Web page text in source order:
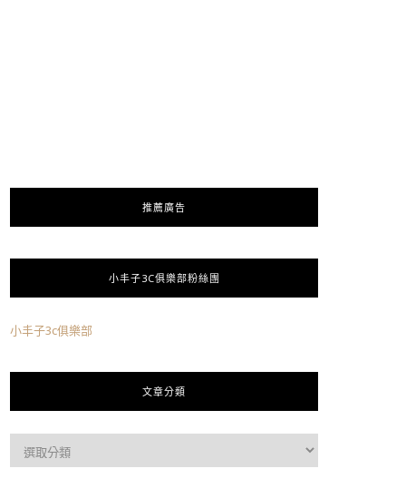
推薦廣告
小丰子3C俱樂部粉絲團
小丰子3c俱樂部
文章分類